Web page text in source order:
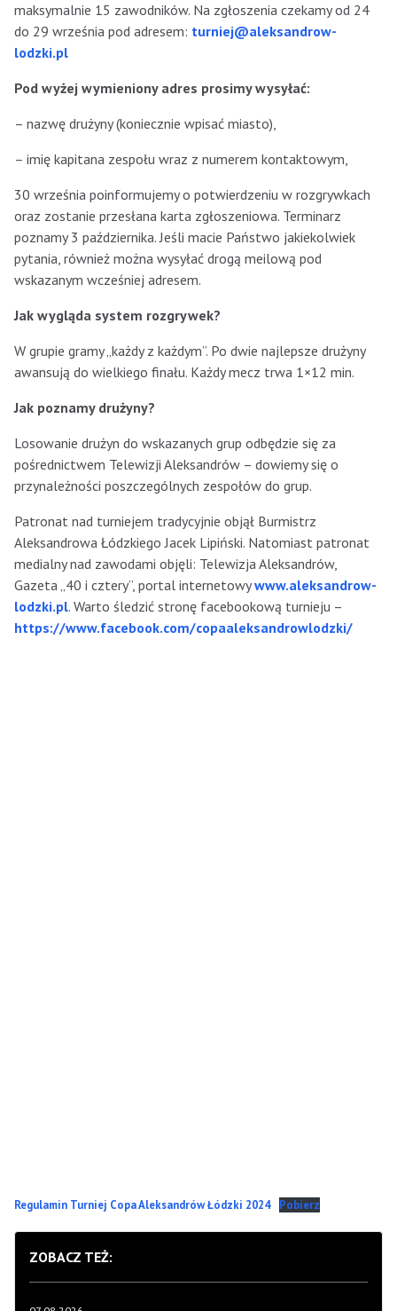
maksymalnie 15 zawodników. Na zgłoszenia czekamy od 24
do 29 września pod adresem: turniej@aleksandrow-
lodzki.pl
Pod wyżej wymieniony adres prosimy wysyłać:
– nazwę drużyny (koniecznie wpisać miasto),
– imię kapitana zespołu wraz z numerem kontaktowym,
30 września poinformujemy o potwierdzeniu w rozgrywkach
oraz zostanie przesłana karta zgłoszeniowa. Terminarz
poznamy 3 października. Jeśli macie Państwo jakiekolwiek
pytania, również można wysyłać drogą meilową pod
wskazanym wcześniej adresem.
Jak wygląda system rozgrywek?
W grupie gramy „każdy z każdym”. Po dwie najlepsze drużyny
awansują do wielkiego finału. Każdy mecz trwa 1×12 min.
Jak poznamy drużyny?
Losowanie drużyn do wskazanych grup odbędzie się za
pośrednictwem Telewizji Aleksandrów – dowiemy się o
przynależności poszczególnych zespołów do grup.
Patronat nad turniejem tradycyjnie objął Burmistrz
Aleksandrowa Łódzkiego Jacek Lipiński. Natomiast patronat
medialny nad zawodami objęli: Telewizja Aleksandrów,
Gazeta „40 i cztery”, portal internetowywww.aleksandrow-
lodzki.pl. Warto śledzić stronę facebookową turnieju –
https://www.facebook.com/copaaleksandrowlodzki/
Regulamin Turniej Copa Aleksandrów Łódzki 2024 Pobierz
ZOBACZ TEŻ: